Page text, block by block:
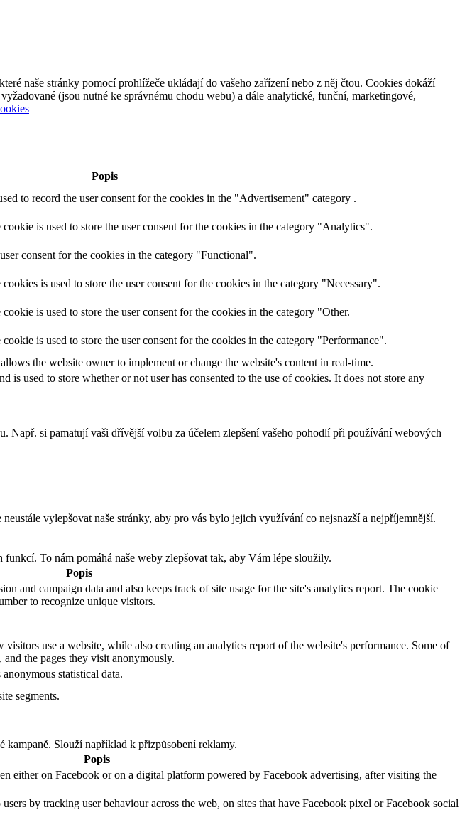
naše stránky pomocí prohlížeče ukládají do vašeho zařízení nebo z něj čtou. Cookies dokáží
(jsou nutné ke správnému chodu webu) a dále analytické, funční, marketingové,
Popis
to record the user consent for the cookies in the "Advertisement" category .
is used to store the user consent for the cookies in the category "Analytics".
consent for the cookies in the category "Functional".
is used to store the user consent for the cookies in the category "Necessary".
is used to store the user consent for the cookies in the category "Other.
is used to store the user consent for the cookies in the category "Performance".
the website owner to implement or change the website's content in real-time.
used to store whether or not user has consented to the use of cookies. It does not store any
si pamatují vaši dřívější volbu za účelem zlepšení vašeho pohodlí při používání webových
vylepšovat naše stránky, aby pro vás bylo jejich využívání co nejsnazší a nejpříjemnější.
To nám pomáhá naše weby zlepšovat tak, aby Vám lépe sloužily.
Popis
and campaign data and also keeps track of site usage for the site's analytics report. The cookie
to recognize unique visitors.
use a website, while also creating an analytics report of the website's performance. Some of
the pages they visit anonymously.
statistical data.
segments.
Slouží například k přizpůsobení reklamy.
Popis
either on Facebook or on a digital platform powered by Facebook advertising, after visiting the
by tracking user behaviour across the web, on sites that have Facebook pixel or Facebook social